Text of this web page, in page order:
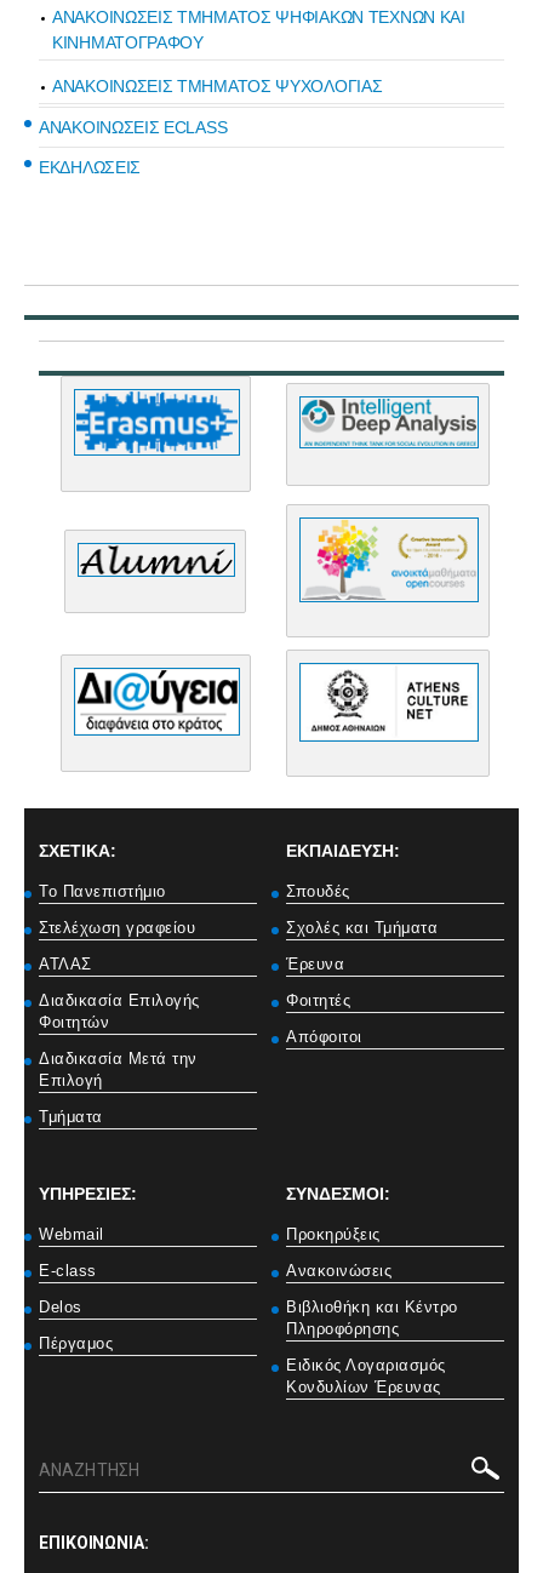
ΑΝΑΚΟΙΝΩΣΕΙΣ ΤΜΗΜΑΤΟΣ ΨΗΦΙΑΚΩΝ ΤΕΧΝΩΝ ΚΑΙ
ΚΙΝΗΜΑΤΟΓΡΑΦΟΥ
ΑΝΑΚΟΙΝΩΣΕΙΣ ΤΜΗΜΑΤΟΣ ΨΥΧΟΛΟΓΙΑΣ
ΑΝΑΚΟΙΝΩΣΕΙΣ ECLASS
ΕΚΔΗΛΩΣΕΙΣ
ΣΧΕΤΙΚΑ:
Το Πανεπιστήμιο
Στελέχωση γραφείου
ΑΤΛΑΣ
Διαδικασία Επιλογής
Φοιτητών
Διαδικασία Μετά την
Επιλογή
Τμήματα
ΕΚΠΑΙΔΕΥΣΗ:
Σπουδές
Σχολές και Τμήματα
Έρευνα
Φοιτητές
Απόφοιτοι
ΥΠΗΡΕΣΙΕΣ:
Webmail
E-class
Delos
Πέργαμος
ΣΥΝΔΕΣΜΟΙ:
Προκηρύξεις
Ανακοινώσεις
Βιβλιοθήκη και Κέντρο
Πληροφόρησης
Ειδικός Λογαριασμός
Κονδυλίων Έρευνας
ΕΠΙΚΟΙΝΩΝΙΑ: